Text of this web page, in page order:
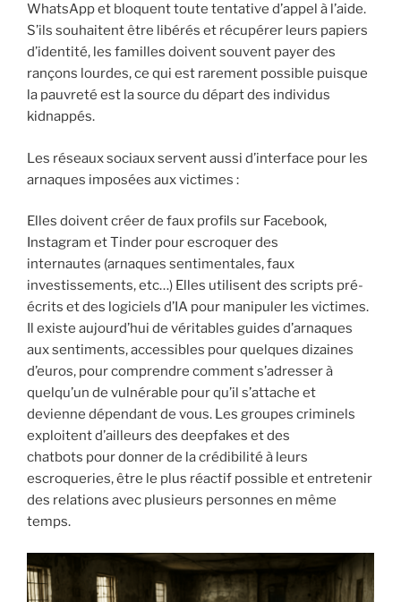
WhatsApp et bloquent toute tentative d’appel à l’aide.
S’ils souhaitent être libérés et récupérer leurs papiers
d’identité, les familles doivent souvent payer des
rançons lourdes, ce qui est rarement possible puisque
la pauvreté est la source du départ des individus
kidnappés.
Les réseaux sociaux servent aussi d’interface pour les
arnaques imposées aux victimes :
Elles doivent créer de faux profils sur Facebook,
Instagram et Tinder pour escroquer des
internautes (arnaques sentimentales, faux
investissements, etc…) Elles utilisent des scripts pré-
écrits et des logiciels d’IA pour manipuler les victimes.
Il existe aujourd’hui de véritables guides d’arnaques
aux sentiments, accessibles pour quelques dizaines
d’euros, pour comprendre comment s’adresser à
quelqu’un de vulnérable pour qu’il s’attache et
devienne dépendant de vous. Les groupes criminels
exploitent d’ailleurs des deepfakes et des
chatbots pour donner de la crédibilité à leurs
escroqueries, être le plus réactif possible et entretenir
des relations avec plusieurs personnes en même
temps.